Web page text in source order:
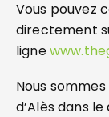
Vous pouvez
directement
ligne
Nous
d’Alès dans